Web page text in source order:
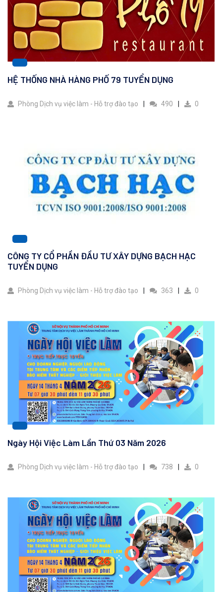
HỆ THỐNG NHÀ HÀNG PHỐ 79 TUYỂN DỤNG
Phòng Dịch vụ việc làm - Hỗ trợ đào tạo 490 0
CÔNG TY CỔ PHẦN ĐẦU TƯ XÂY DỰNG BẠCH HẠC
TUYỂN DỤNG
Phòng Dịch vụ việc làm - Hỗ trợ đào tạo 363 0
Ngày Hội Việc Làm Lần Thứ 03 Năm 2026
Phòng Dịch vụ việc làm - Hỗ trợ đào tạo 738 0